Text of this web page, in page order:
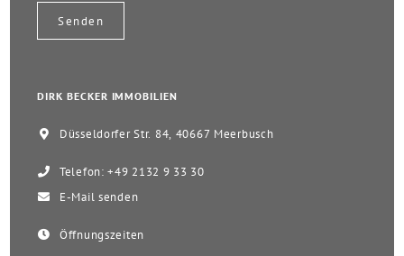
DIRK BECKER IMMOBILIEN
Düsseldorfer Str. 84, 40667 Meerbusch
Telefon: +49 2132 9 33 30
E-Mail senden
Öffnungszeiten